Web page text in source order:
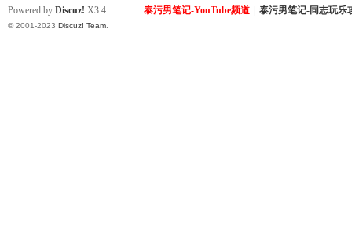
泰污男笔记-YouTube频道 泰污男笔记-同志玩乐
Powered by Discuz! X3.4
© 2001-2023 Discuz! Team.